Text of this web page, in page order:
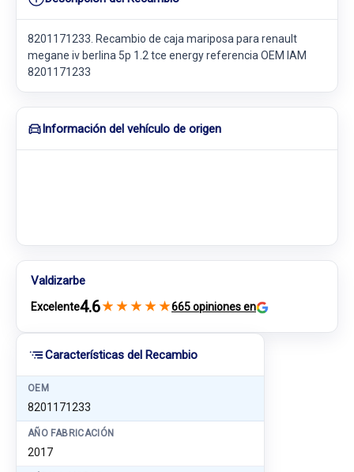
Características del Recambio
OEM
8201171233
AÑO FABRICACIÓN
2017
8201171233. Recambio de caja mariposa para renault
megane iv berlina 5p 1.2 tce energy referencia OEM IAM
8201171233
Información del vehículo de origen
Valdizarbe
Excelente4.6★ ★ ★ ★ ★665 opiniones en